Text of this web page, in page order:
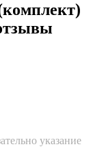
указание